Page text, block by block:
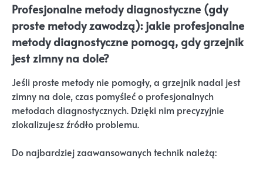
Profesjonalne metody diagnostyczne (gdy
proste metody zawodzą): jakie profesjonalne
metody diagnostyczne pomogą, gdy grzejnik
jest zimny na dole?
Jeśli proste metody nie pomogły, a grzejnik nadal jest
zimny na dole, czas pomyśleć o profesjonalnych
metodach diagnostycznych. Dzięki nim precyzyjnie
zlokalizujesz źródło problemu.
Do najbardziej zaawansowanych technik należą: